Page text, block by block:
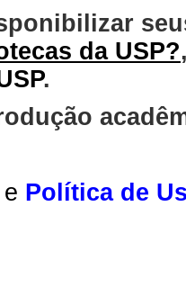
da USP?
.
Política de